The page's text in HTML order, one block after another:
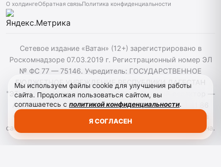
О холдингеОбратная связьПолитика конфиденциальности
Сетевое издание «Ватан» (12+) зарегистрировано в
Роскомнадзоре 07.03.2019 г. Регистрационный номер ЭЛ
№ ФС 77 — 75146. Учредитель: ГОСУДАРСТВЕННОЕ
БЮДЖЕТНОЕ УЧРЕЖДЕНИЕ РЕСПУБЛИКИ ДАГЕСТАН
"ЭТНОМЕДИАХОЛДИНГ "ДАГЕСТАН". Главный редактор —
Аврумов Моисей Давидович, Телефон: +7964 004 41 86
vatan@etnomediadag.ru При использовании материалов
сайта активная гиперссылка на gazetavatan.ru обязательна.
Мы используем файлы cookie для улучшения работы
сайта. Продолжая пользоваться сайтом, вы
соглашаетесь с политикой конфиденциальности.
Я СОГЛАСЕН